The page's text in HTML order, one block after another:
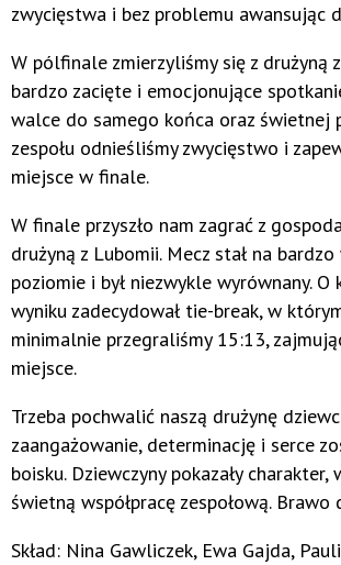
zwycięstwa i bez problemu awansując
W pólfinale zmierzyliśmy się z drużyną
bardzo zacięte i emocjonujące
walce do samego końca oraz świetnej
zespołu odnieśliśmy zwycięstwo i
miejsce w finale.
W finale przyszło nam zagrać z
drużyną z Lubomii. Mecz stał na
poziomie i był niezwykle wyrównany. O
wyniku zadecydował tie-break, w
minimalnie przegraliśmy 15:13,
miejsce.
Trzeba pochwalić naszą drużynę
zaangażowanie, determinację i serce
boisku. Dziewczyny pokazały
świetną współpracę zespołową. Brawo
Skład: Nina Gawliczek, Ewa Gajda,